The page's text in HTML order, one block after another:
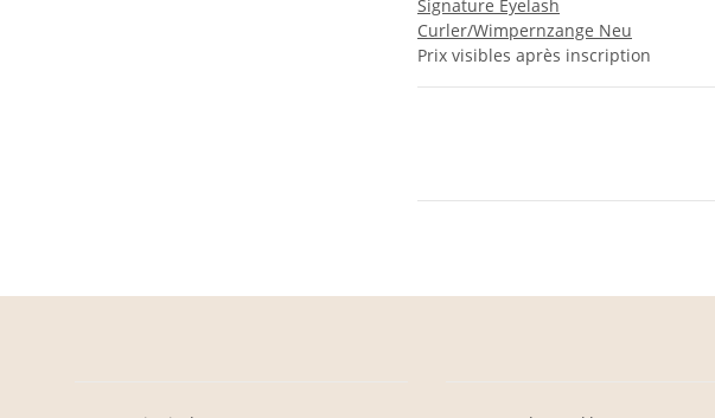
Signature Eyelash
Curler/Wimpernzange Neu
Prix visibles après inscription